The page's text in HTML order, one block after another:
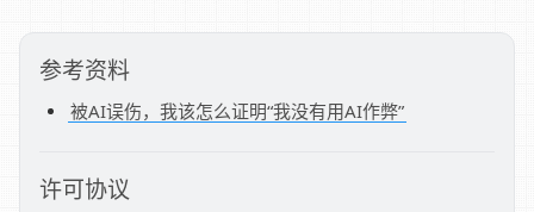
参考资料
被AI误伤，我该怎么证明“我没有用AI作弊”
许可协议